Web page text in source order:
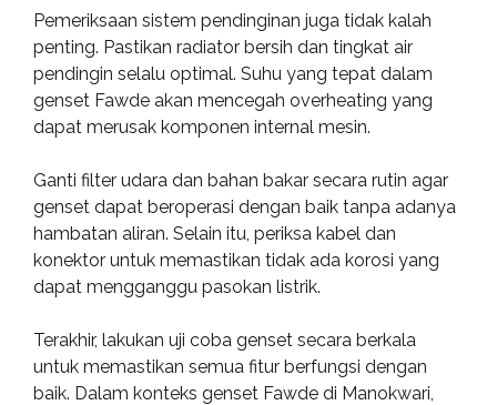
Pemeriksaan sistem pendinginan juga tidak kalah
penting. Pastikan radiator bersih dan tingkat air
pendingin selalu optimal. Suhu yang tepat dalam
genset Fawde akan mencegah overheating yang
dapat merusak komponen internal mesin.
Ganti filter udara dan bahan bakar secara rutin agar
genset dapat beroperasi dengan baik tanpa adanya
hambatan aliran. Selain itu, periksa kabel dan
konektor untuk memastikan tidak ada korosi yang
dapat mengganggu pasokan listrik.
Terakhir, lakukan uji coba genset secara berkala
untuk memastikan semua fitur berfungsi dengan
baik. Dalam konteks genset Fawde di Manokwari,